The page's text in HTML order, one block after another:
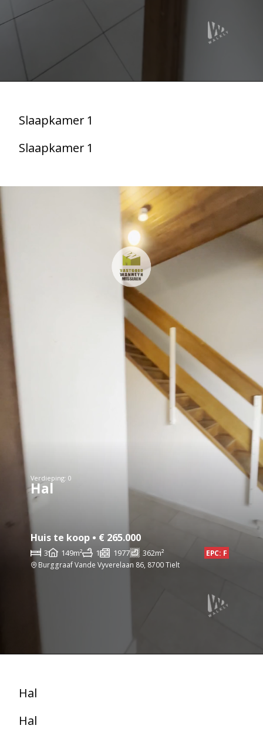
Slaapkamer 1
Slaapkamer 1
Verdieping: 0
Hal
Huis te koop • € 265.000
3 149m² 1 1977 362m²
EPC: F
Burggraaf Vande Vyverelaan 86, 8700 Tielt
Hal
Hal